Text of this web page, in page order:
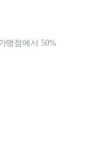
맹점에서 50%